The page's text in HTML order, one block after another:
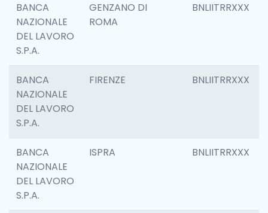
BANCA
NAZIONALE
DEL LAVORO
S.P.A.
GENZANO DI
ROMA
BNLIITRRXXX
BANCA
NAZIONALE
DEL LAVORO
S.P.A.
FIRENZE BNLIITRRXXX
BANCA
NAZIONALE
DEL LAVORO
S.P.A.
ISPRA BNLIITRRXXX